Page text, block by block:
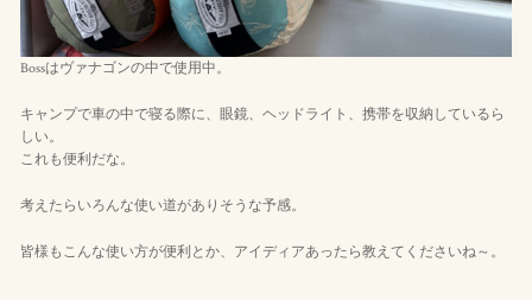
Bossはヴァナゴンの中で使用中。
キャンプで車の中で寝る際に、眼鏡、ヘッドライト、携帯を収納しているら
しい。
これも便利だな。
考えたらいろんな使い道がありそうな予感。
皆様もこんな使い方が便利とか、アイディアあったら教えてくださいね～。